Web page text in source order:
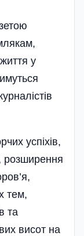
у
успіхів,
розширення
тем,
та
висот на